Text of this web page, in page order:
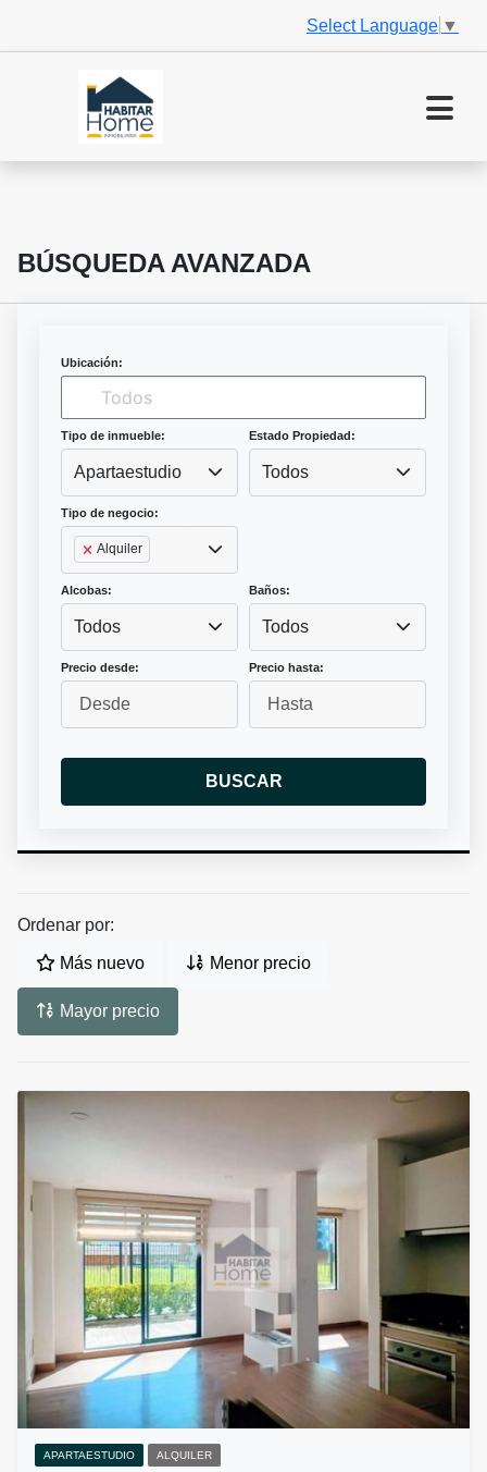
Select Language ▼
BÚSQUEDA AVANZADA
Ubicación:
Tipo de inmueble:
Apartaestudio
Estado Propiedad:
Todos
Tipo de negocio:
Alquiler
Alcobas:
Todos
Baños:
Todos
Precio desde: Precio hasta:
BUSCAR
Ordenar por:
Más nuevo Menor precio
Mayor precio
APARTAESTUDIO ALQUILER